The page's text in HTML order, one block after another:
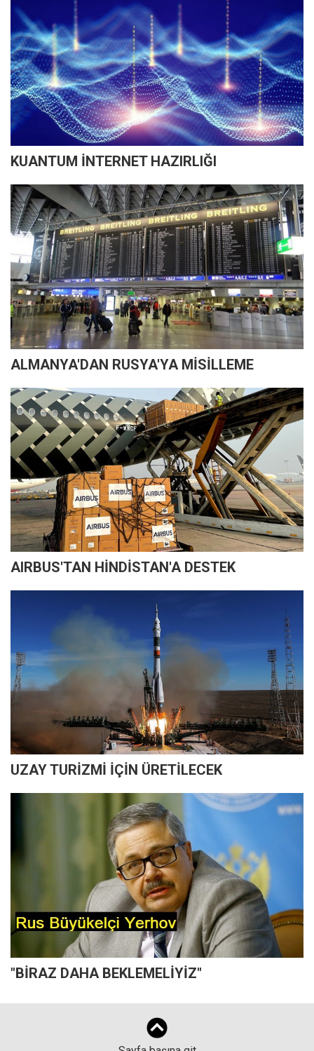
KUANTUM İNTERNET HAZIRLIĞI
ALMANYA'DAN RUSYA'YA MİSİLLEME
AIRBUS'TAN HİNDİSTAN'A DESTEK
UZAY TURİZMİ İÇİN ÜRETİLECEK
"BİRAZ DAHA BEKLEMELİYİZ"